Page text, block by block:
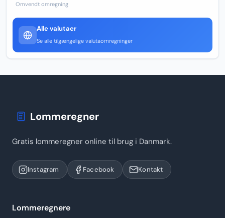
Omvendt omregning
Alle valutaer
Se alle tilgængelige valutaomregninger
Lommeregner
Gratis lommeregner online til brug i Danmark.
Instagram Facebook Kontakt
Lommeregnere